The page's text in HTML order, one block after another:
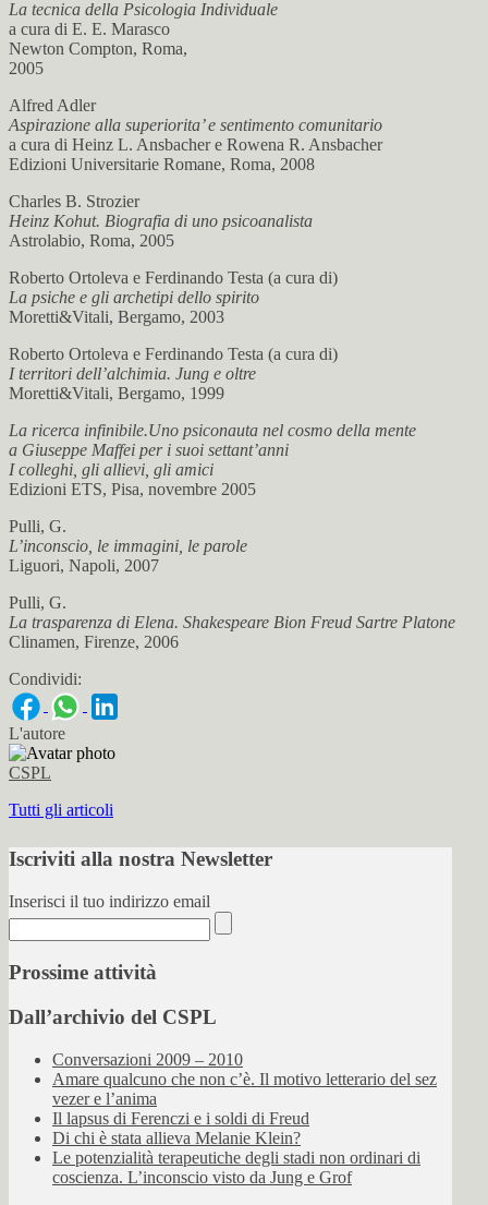
La tecnica della Psicologia Individuale
a cura di E. E. Marasco
Newton Compton, Roma,
2005
Alfred Adler
Aspirazione alla superiorita’ e sentimento comunitario
a cura di Heinz L. Ansbacher e Rowena R. Ansbacher
Edizioni Universitarie Romane, Roma, 2008
Charles B. Strozier
Heinz Kohut. Biografia di uno psicoanalista
Astrolabio, Roma, 2005
Roberto Ortoleva e Ferdinando Testa (a cura di)
La psiche e gli archetipi dello spirito
Moretti&Vitali, Bergamo, 2003
Roberto Ortoleva e Ferdinando Testa (a cura di)
I territori dell’alchimia. Jung e oltre
Moretti&Vitali, Bergamo, 1999
La ricerca infinibile.Uno psiconauta nel cosmo della mente
a Giuseppe Maffei per i suoi settant’anni
I colleghi, gli allievi, gli amici
Edizioni ETS, Pisa, novembre 2005
Pulli, G.
L’inconscio, le immagini, le parole
Liguori, Napoli, 2007
Pulli, G.
La trasparenza di Elena. Shakespeare Bion Freud Sartre Platone
Clinamen, Firenze, 2006
Condividi:
L'autore
CSPL
Tutti gli articoli
Iscriviti alla nostra Newsletter
Inserisci il tuo indirizzo email
Prossime attività
Dall’archivio del CSPL
Conversazioni 2009 – 2010
Amare qualcuno che non c’è. Il motivo letterario del sez
vezer e l’anima
Il lapsus di Ferenczi e i soldi di Freud
Di chi è stata allieva Melanie Klein?
Le potenzialità terapeutiche degli stadi non ordinari di
coscienza. L’inconscio visto da Jung e Grof